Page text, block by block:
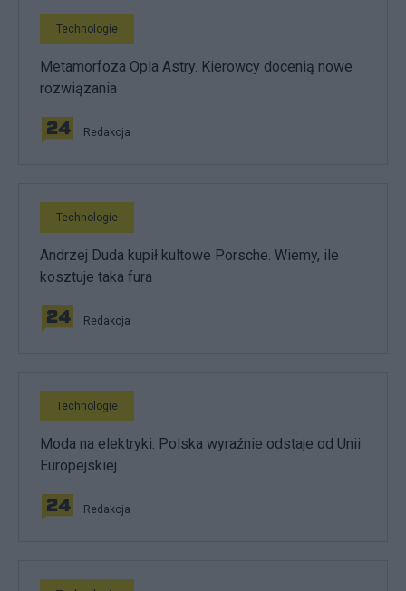
Technologie
Metamorfoza Opla Astry. Kierowcy docenią nowe
rozwiązania
Redakcja
Technologie
Andrzej Duda kupił kultowe Porsche. Wiemy, ile
kosztuje taka fura
Redakcja
Technologie
Moda na elektryki. Polska wyraźnie odstaje od Unii
Europejskiej
Redakcja